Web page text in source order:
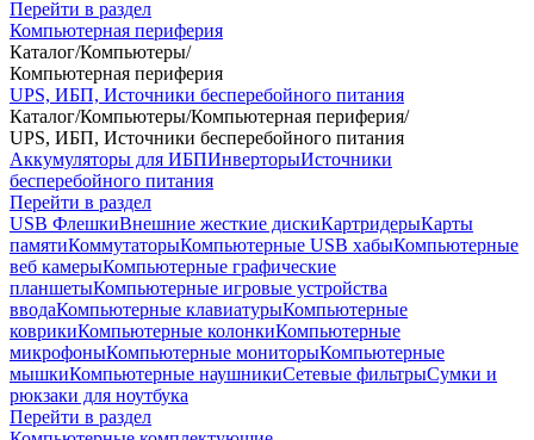
Перейти в раздел
Компьютерная периферия
Каталог/Компьютеры/
Компьютерная периферия
UPS, ИБП, Источники бесперебойного питания
Каталог/Компьютеры/Компьютерная периферия/
UPS, ИБП, Источники бесперебойного питания
Аккумуляторы для ИБПИнверторыИсточники
бесперебойного питания
Перейти в раздел
USB ФлешкиВнешние жесткие дискиКартридерыКарты
памятиКоммутаторыКомпьютерные USB хабыКомпьютерные
веб камерыКомпьютерные графические
планшетыКомпьютерные игровые устройства
вводаКомпьютерные клавиатурыКомпьютерные
коврикиКомпьютерные колонкиКомпьютерные
микрофоныКомпьютерные мониторыКомпьютерные
мышкиКомпьютерные наушникиСетевые фильтрыСумки и
рюкзаки для ноутбука
Перейти в раздел